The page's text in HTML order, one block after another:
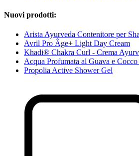
Nuovi prodotti:
Arista Ayurveda Contenitore per
Avril Pro Âge+ Light Day Cream
Khadi® Chakra Curl - Crema
Acqua Profumata al Guava e
Propolia Active Shower Gel